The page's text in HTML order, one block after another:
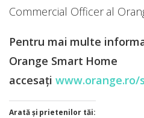
Commercial Officer al
Pentru mai multe
Orange Smart Home
accesați www.orange.ro/
Arată și prietenilor tăi: